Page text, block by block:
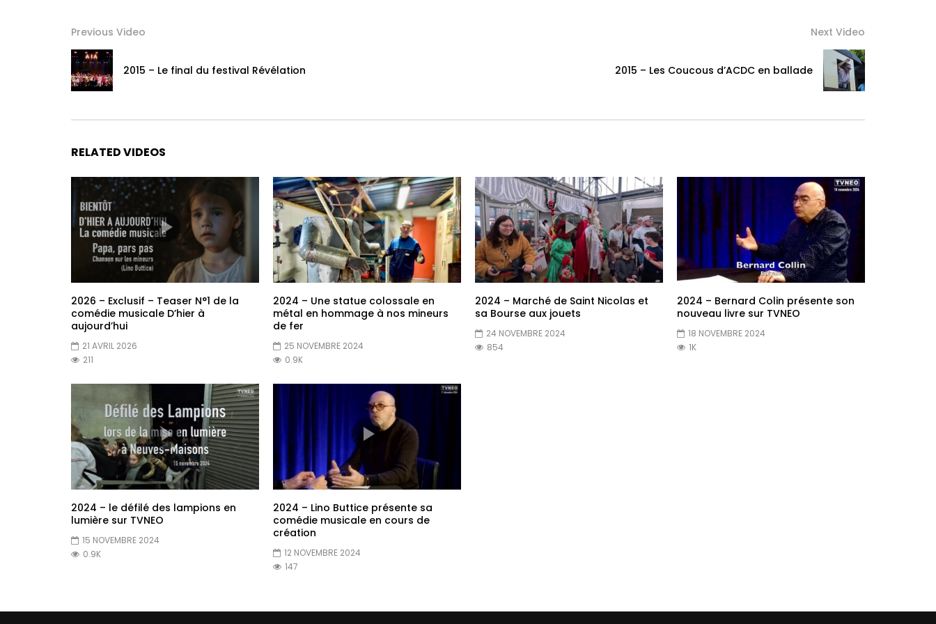
Previous Video
2015 – Le final du festival Révélation
Next Video
2015 – Les Coucous d’ACDC en ballade
RELATED VIDEOS
2026 – Exclusif – Teaser N°1 de la
comédie musicale D’hier à
aujourd’hui
21 AVRIL 2026
211
2024 – Une statue colossale en
métal en hommage à nos mineurs
de fer
25 NOVEMBRE 2024
0.9K
2024 – Marché de Saint Nicolas et
sa Bourse aux jouets
24 NOVEMBRE 2024
854
2024 – Bernard Colin présente son
nouveau livre sur TVNEO
18 NOVEMBRE 2024
1K
2024 – le défilé des lampions en
lumière sur TVNEO
15 NOVEMBRE 2024
0.9K
2024 – Lino Buttice présente sa
comédie musicale en cours de
création
12 NOVEMBRE 2024
147